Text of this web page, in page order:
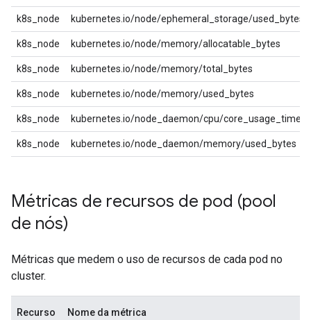
k8s_node kubernetes.io/node/ephemeral_storage/used_bytes
k8s_node kubernetes.io/node/memory/allocatable_bytes
k8s_node kubernetes.io/node/memory/total_bytes
k8s_node kubernetes.io/node/memory/used_bytes
k8s_node kubernetes.io/node_daemon/cpu/core_usage_time
k8s_node kubernetes.io/node_daemon/memory/used_bytes
Métricas de recursos de pod (pool
de nós)
Métricas que medem o uso de recursos de cada pod no
cluster.
Recurso Nome da métrica